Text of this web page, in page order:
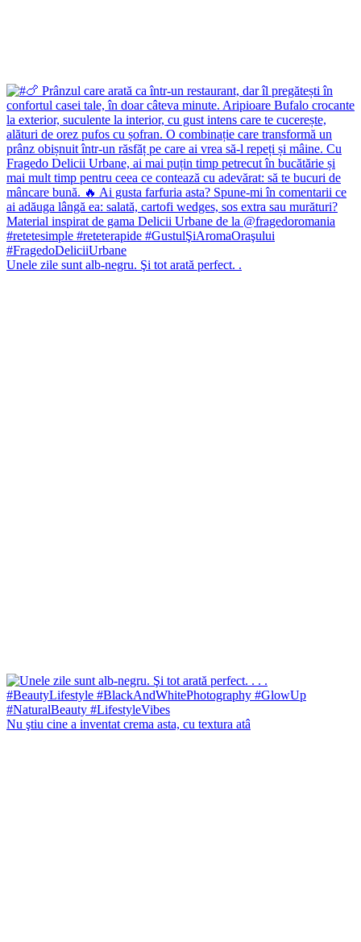
Unele zile sunt alb-negru. Şi tot arată perfect. .
Nu ştiu cine a inventat crema asta, cu textura atâ